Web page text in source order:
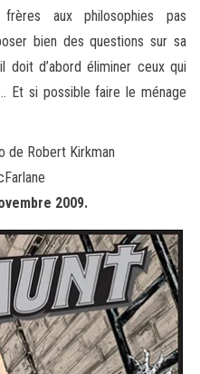
aux philosophies pas
bien des questions sur sa
d’abord éliminer ceux qui
Et si possible faire le ménage
de Robert Kirkman
2009.